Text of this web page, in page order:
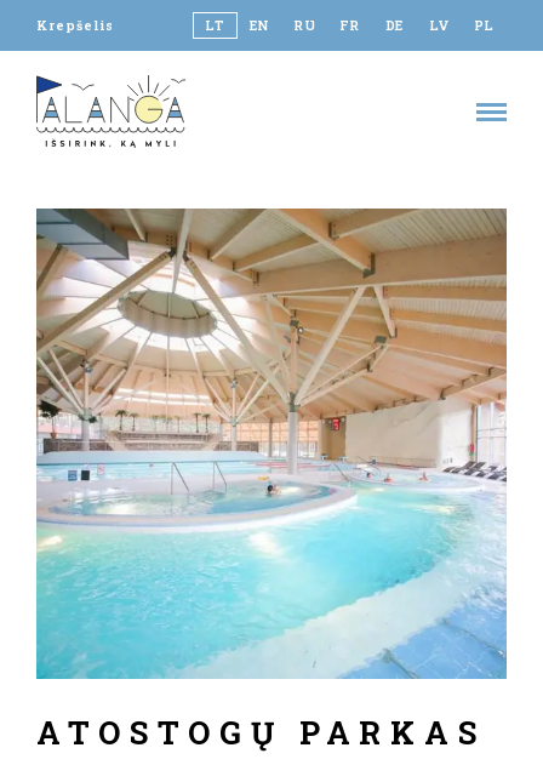
Krepšelis LT EN RU FR DE LV PL
ATOSTOGŲ PARKAS